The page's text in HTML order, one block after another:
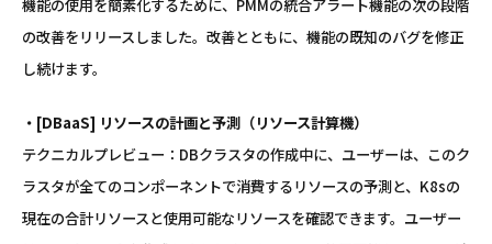
機能の使用を簡素化するために、PMMの統合アラート機能の次の段階
の改善をリリースしました。改善とともに、機能の既知のバグを修正
し続けます。
・[DBaaS] リソースの計画と予測（リソース計算機）
テクニカルプレビュー：DBクラスタの作成中に、ユーザーは、このク
ラスタが全てのコンポーネントで消費するリソースの予測と、K8sの
現在の合計リソースと使用可能なリソースを確認できます。ユーザー